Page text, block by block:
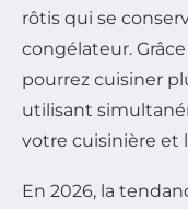
rôtis qui se
congélateur.
pourrez cuisiner
utilisant
votre cuisinière et
En 2026, la